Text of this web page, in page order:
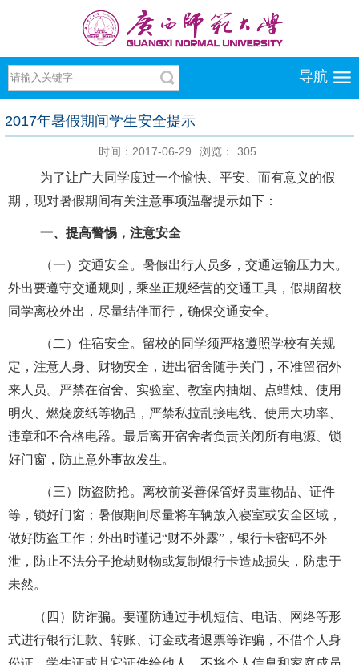
导航
2017年暑假期间学生安全提示
时间：2017-06-29 浏览： 305
为了让广大同学度过一个愉快、平安、而有意义的假
期，现对暑假期间有关注意事项温馨提示如下：
一、提高警惕，注意安全
（一）交通安全。暑假出行人员多，交通运输压力大。
外出要遵守交通规则，乘坐正规经营的交通工具，假期留校
同学离校外出，尽量结伴而行，确保交通安全。
（二）住宿安全。留校的同学须严格遵照学校有关规
定，注意人身、财物安全，进出宿舍随手关门，不准留宿外
来人员。严禁在宿舍、实验室、教室内抽烟、点蜡烛、使用
明火、燃烧废纸等物品，严禁私拉乱接电线、使用大功率、
违章和不合格电器。最后离开宿舍者负责关闭所有电源、锁
好门窗，防止意外事故发生。
（三）防盗防抢。离校前妥善保管好贵重物品、证件
等，锁好门窗；暑假期间尽量将车辆放入寝室或安全区域，
做好防盗工作；外出时谨记“财不外露”，银行卡密码不外
泄，防止不法分子抢劫财物或复制银行卡造成损失，防患于
未然。
（四）防诈骗。要谨防通过手机短信、电话、网络等形
式进行银行汇款、转账、订金或者退票等诈骗，不借个人身